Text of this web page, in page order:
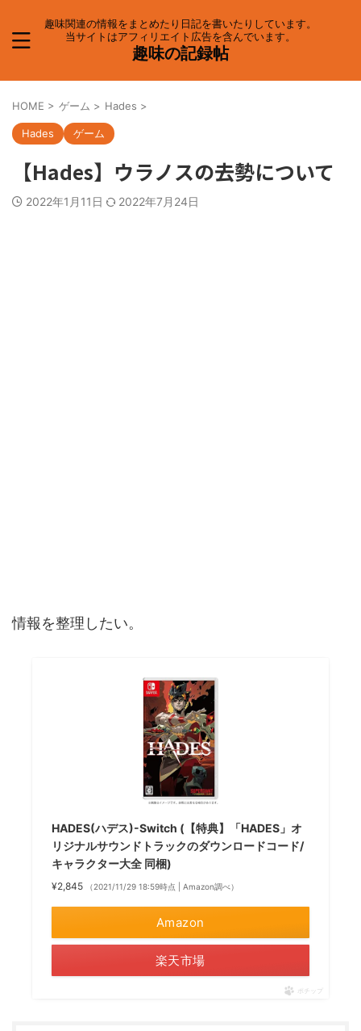
趣味関連の情報をまとめたり日記を書いたりしています。
当サイトはアフィリエイト広告を含んでいます。
趣味の記録帖
HOME > ゲーム > Hades >
Hades ゲーム
【Hades】ウラノスの去勢について
2022年1月11日 2022年7月24日
情報を整理したい。
HADES(ハデス)-Switch (【特典】「HADES」オ
リジナルサウンドトラックのダウンロードコード/
キャラクター大全 同梱)
¥2,845 （2021/11/29 18:59時点 | Amazon調べ）
Amazon
楽天市場
ポチップ